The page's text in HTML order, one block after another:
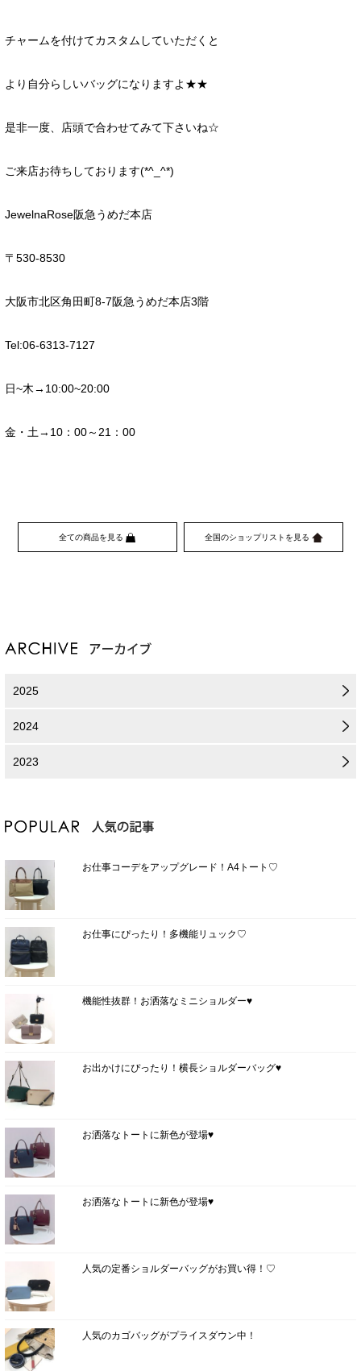
チャームを付けてカスタムしていただくと
より自分らしいバッグになりますよ★★
是非一度、店頭で合わせてみて下さいね☆
ご来店お待ちしております(*^_^*)
JewelnaRose阪急うめだ本店
〒530-8530
大阪市北区角田町8-7阪急うめだ本店3階
Tel:06-6313-7127
日~木→10:00~20:00
金・土→10：00～21：00
全ての商品を見る 全国のショップリストを見る
2025
2024
2023
お仕事コーデをアップグレード！A4トート♡
お仕事にぴったり！多機能リュック♡
機能性抜群！お洒落なミニショルダー♥
お出かけにぴったり！横長ショルダーバッグ♥
お洒落なトートに新色が登場♥
お洒落なトートに新色が登場♥
人気の定番ショルダーバッグがお買い得！♡
人気のカゴバッグがプライスダウン中！